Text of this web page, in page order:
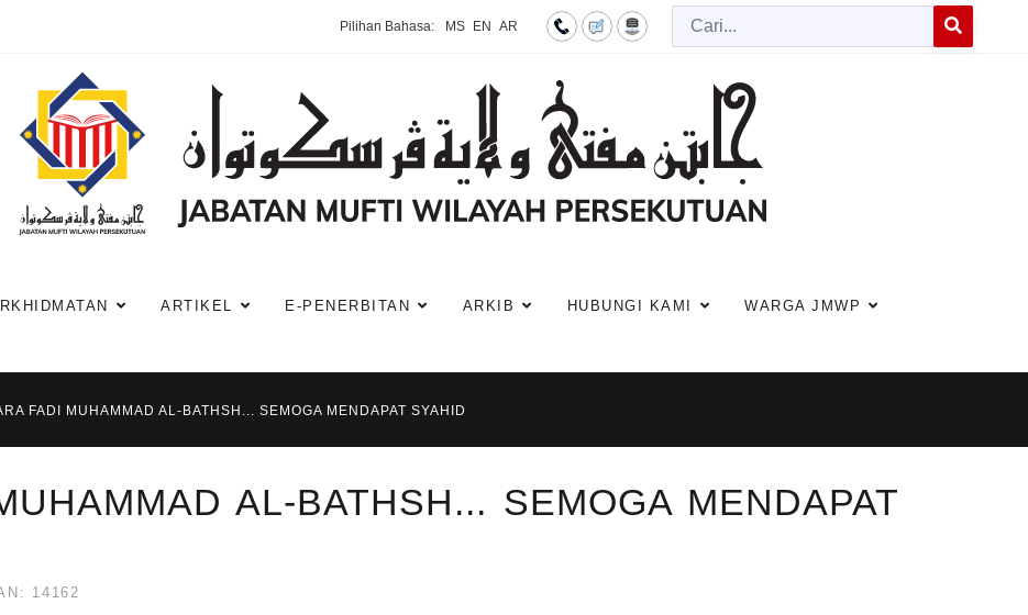
Pilihan Bahasa: MS EN AR
Cari
ARTIKEL E-PENERBITAN ARKIB HUBUNGI KAMI WARGA JMWP
FADI MUHAMMAD AL-BATHSH... SEMOGA MENDAPAT SYAHID
AL-BATHSH... SEMOGA MENDAPAT
14162